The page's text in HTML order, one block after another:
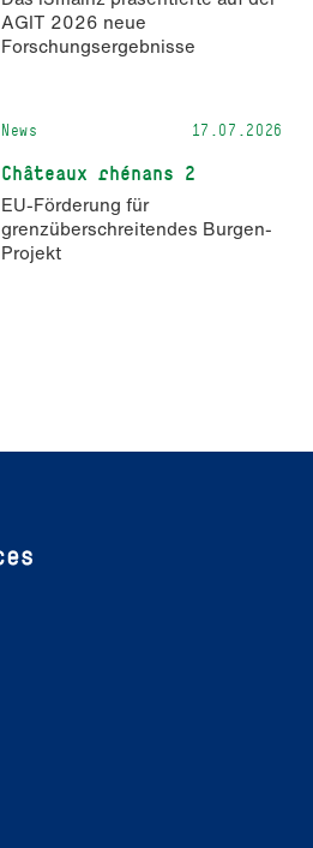
AGIT 2026 neue
Forschungsergebnisse
News 17.07.2026
Châteaux rhénans 2
EU-Förderung für
grenzüberschreitendes Burgen-
Projekt